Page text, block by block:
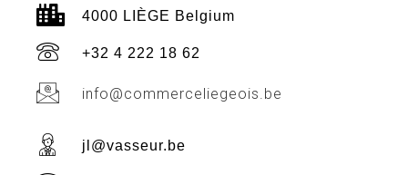
4000 LIÈGE Belgium
+32 4 222 18 62
info@commerceliegeois.be
jl@vasseur.be